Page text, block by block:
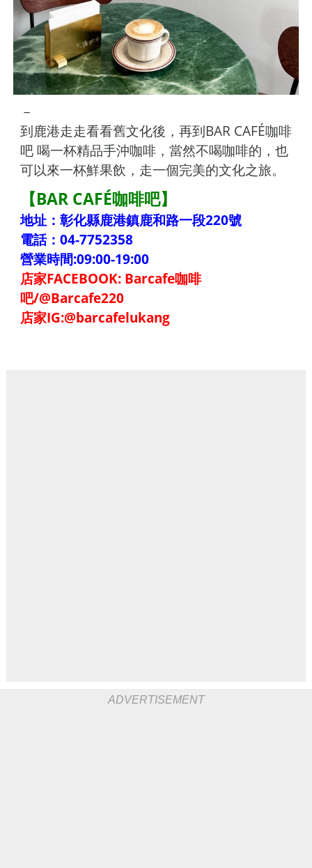
－
到鹿港走走看看舊文化後，再到BAR CAFÉ咖啡
吧 喝一杯精品手沖咖啡，當然不喝咖啡的，也
可以來一杯鮮果飲，走一個完美的文化之旅。
【BAR CAFÉ咖啡吧】
地址：彰化縣鹿港鎮鹿和路一段220號
電話：04-7752358
營業時間:09:00-19:00
店家FACEBOOK: Barcafe咖啡
吧/@Barcafe220
店家IG:@barcafelukang